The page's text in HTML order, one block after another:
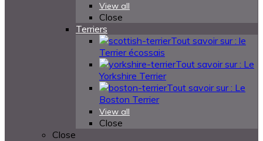
View all
Close
Terriers
Tout savoir sur : le
Terrier écossais
Tout savoir sur : Le
Yorkshire Terrier
Tout savoir sur : Le
Boston Terrier
View all
Close
Close